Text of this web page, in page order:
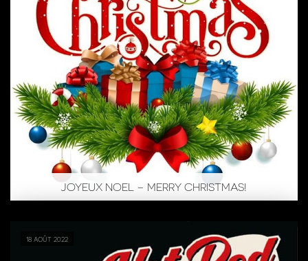
JOYEUX NOEL – MERRY CHRISTMAS!
18 août 2022